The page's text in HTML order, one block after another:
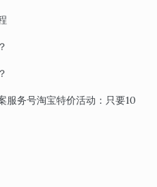
服务号淘宝特价活动：只要10